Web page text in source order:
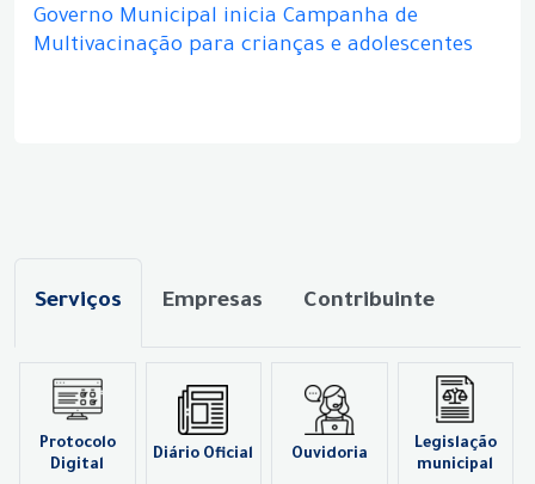
Governo Municipal inicia Campanha de
Multivacinação para crianças e adolescentes
Serviços Empresas Contribuinte
Protocolo
Digital
Diário Oficial Ouvidoria
Legislação
municipal